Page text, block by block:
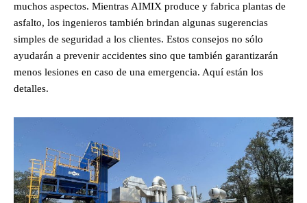
muchos aspectos. Mientras AIMIX produce y fabrica plantas de
asfalto, los ingenieros también brindan algunas sugerencias
simples de seguridad a los clientes. Estos consejos no sólo
ayudarán a prevenir accidentes sino que también garantizarán
menos lesiones en caso de una emergencia. Aquí están los
detalles.